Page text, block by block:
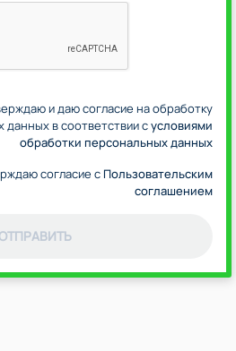
и даю согласие на обработку
данных в соответствии сусловиями
обработки персональных данных
согласие сПользовательским
соглашением